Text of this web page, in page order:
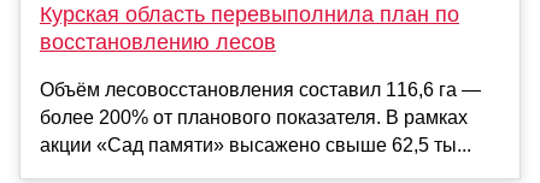
Курская область перевыполнила план по
восстановлению лесов
Объём лесовосстановления составил 116,6 га —
более 200% от планового показателя. В рамках
акции «Сад памяти» высажено свыше 62,5 ты...